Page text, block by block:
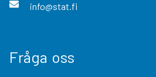
info@stat.fi
Fråga oss